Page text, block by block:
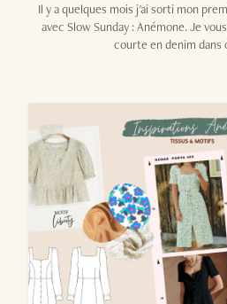
Il y a quelques mois j'ai sorti mon
avec Slow Sunday : Anémone. Je
courte en denim dans